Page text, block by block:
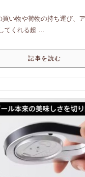
い物や荷物の持ち運び、ア
てくれる超 ...
記事を読む